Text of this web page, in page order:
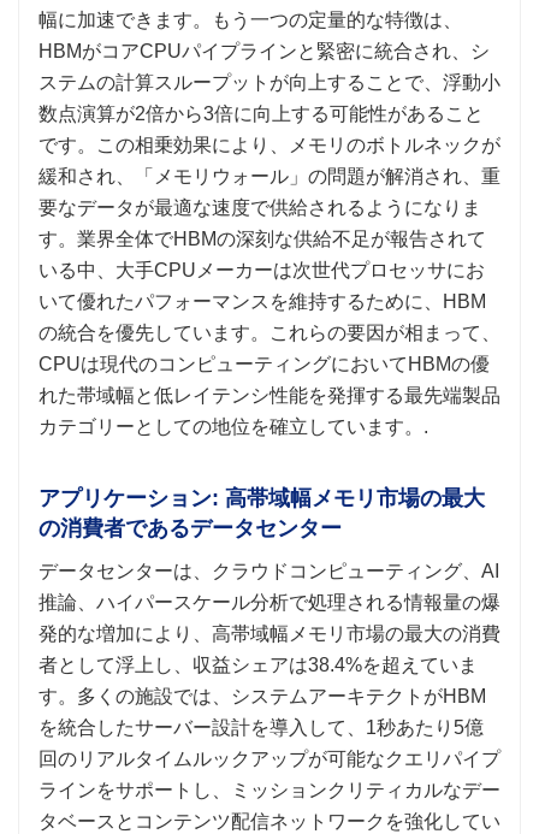
幅に加速できます。もう一つの定量的な特徴は、
HBMがコアCPUパイプラインと緊密に統合され、シ
ステムの計算スループットが向上することで、浮動小
数点演算が2倍から3倍に向上する可能性があること
です。この相乗効果により、メモリのボトルネックが
緩和され、「メモリウォール」の問題が解消され、重
要なデータが最適な速度で供給されるようになりま
す。業界全体でHBMの深刻な供給不足が報告されて
いる中、大手CPUメーカーは次世代プロセッサにお
いて優れたパフォーマンスを維持するために、HBM
の統合を優先しています。これらの要因が相まって、
CPUは現代のコンピューティングにおいてHBMの優
れた帯域幅と低レイテンシ性能を発揮する最先端製品
カテゴリーとしての地位を確立しています。.
アプリケーション: 高帯域幅メモリ市場の最大
の消費者であるデータセンター
データセンターは、クラウドコンピューティング、AI
推論、ハイパースケール分析で処理される情報量の爆
発的な増加により、高帯域幅メモリ市場の最大の消費
者として浮上し、収益シェアは38.4%を超えていま
す。多くの施設では、システムアーキテクトがHBM
を統合したサーバー設計を導入して、1秒あたり5億
回のリアルタイムルックアップが可能なクエリパイプ
ラインをサポートし、ミッションクリティカルなデー
タベースとコンテンツ配信ネットワークを強化してい